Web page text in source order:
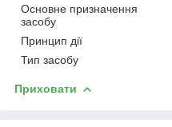
Основне призначення
засобу
Принцип дії
Тип засобу
Приховати